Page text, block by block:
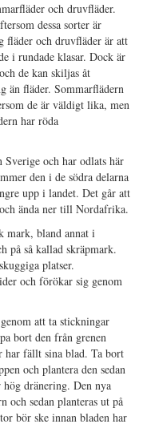
och druvfläder.
dessa sorter är
och druvfläder är att
i rundade klasar. Dock är
de kan skiljas åt
än fläder. Sommarflädern
de är väldigt lika, men
har röda
och har odlats här
den i de södra delarna
upp i landet. Det går att
ända ner till Nordafrika.
mark, bland annat i
på så kallad skräpmark.
platser.
och förökar sig genom
att ta stickningar
bort den från grenen
har fällt sina blad. Ta bort
och plantera den sedan
dränering. Den nya
och sedan planteras ut på
bör ske innan bladen har